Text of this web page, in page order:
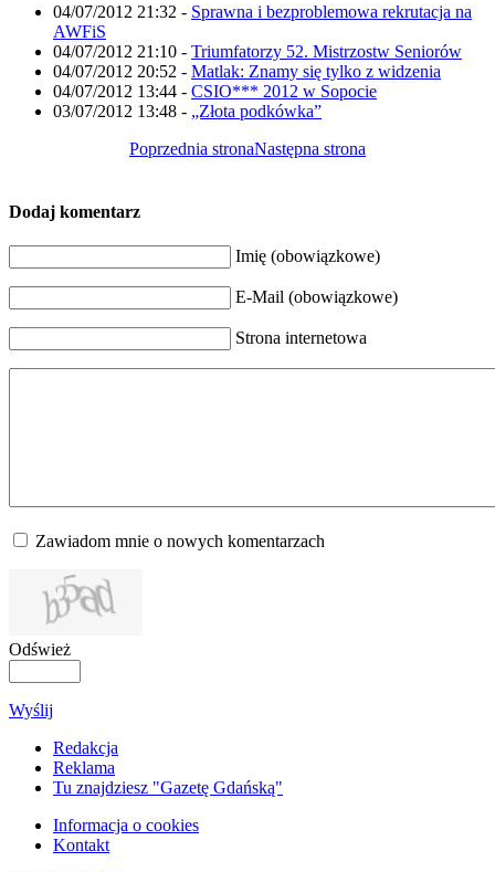
04/07/2012 21:32 - Sprawna i bezproblemowa rekrutacja na
AWFiS
04/07/2012 21:10 - Triumfatorzy 52. Mistrzostw Seniorów
04/07/2012 20:52 - Matlak: Znamy się tylko z widzenia
04/07/2012 13:44 - CSIO*** 2012 w Sopocie
03/07/2012 13:48 - „Złota podkówka”
Poprzednia stronaNastępna strona
Dodaj komentarz
Imię (obowiązkowe)
E-Mail (obowiązkowe)
Strona internetowa
Zawiadom mnie o nowych komentarzach
Odśwież
Wyślij
Redakcja
Reklama
Tu znajdziesz "Gazetę Gdańską"
Informacja o cookies
Kontakt